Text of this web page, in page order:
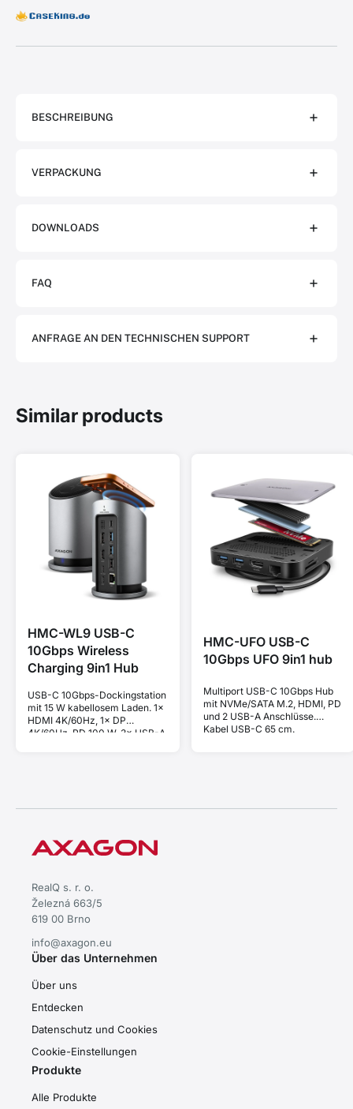
BESCHREIBUNG
VERPACKUNG
DOWNLOADS
FAQ
ANFRAGE AN DEN TECHNISCHEN SUPPORT
Similar products
HMC-WL9 USB-C
10Gbps Wireless
Charging 9in1 Hub
USB-C 10Gbps-Dockingstation
mit 15 W kabellosem Laden. 1×
HDMI 4K/60Hz, 1× DP
4K/60Hz, PD 100 W, 3× USB-A
HMC-UFO USB-C
10Gbps UFO 9in1 hub
Multiport USB-C 10Gbps Hub
mit NVMe/SATA M.2, HDMI, PD
und 2 USB-A Anschlüsse.
Kabel USB-C 65 cm.
RealQ s. r. o.
Železná 663/5
619 00 Brno
info@axagon.eu
Über das Unternehmen
Über uns
Entdecken
Datenschutz und Cookies
Cookie-Einstellungen
Produkte
Alle Produkte